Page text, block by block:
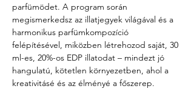
parfümödet. A program során
megismerkedsz az illatjegyek világával és a
harmonikus parfümkompozíció
felépítésével, miközben létrehozod saját, 30
ml-es, 20%-os EDP illatodat – mindezt jó
hangulatú, kötetlen környezetben, ahol a
kreativitásé és az élményé a főszerep.